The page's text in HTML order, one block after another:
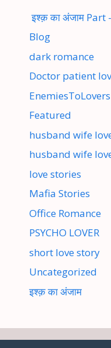
इश्क़ का अंजाम Part
Blog
dark romance
Doctor patient
EnemiesToLovers
Featured
husband wife
husband wife
love stories
Mafia Stories
Office Romance
PSYCHO LOVER
short love story
Uncategorized
इश्क़ का अंजाम